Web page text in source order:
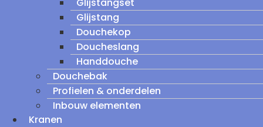
Glijstang
Douchekop
Doucheslang
Handdouche
Douchebak
Profielen & onderdelen
Inbouw elementen
Kranen